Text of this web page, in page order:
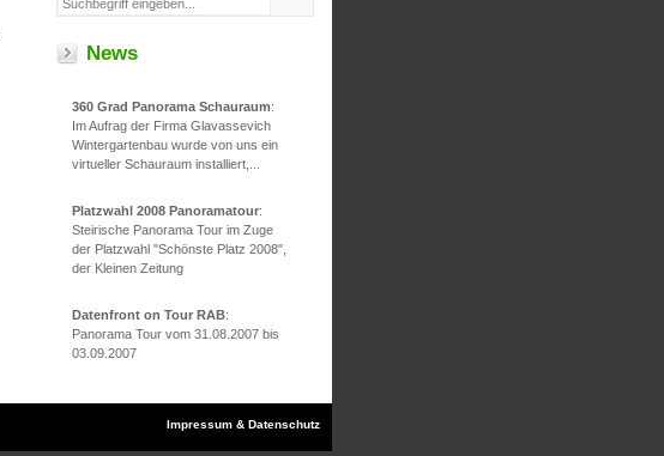
News
360 Grad Panorama Schauraum:
Im Aufrag der Firma Glavassevich
Wintergartenbau wurde von uns ein
virtueller Schauraum installiert,...
Platzwahl 2008 Panoramatour:
Steirische Panorama Tour im Zuge
der Platzwahl "Schönste Platz 2008",
der Kleinen Zeitung
Datenfront on Tour RAB:
Panorama Tour vom 31.08.2007 bis
03.09.2007
Impressum & Datenschutz